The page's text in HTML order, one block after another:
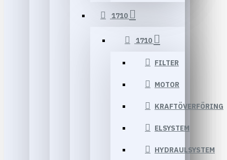
1710
1710
FILTER
MOTOR
KRAFTÖVERFÖRING
ELSYSTEM
HYDRAULSYSTEM